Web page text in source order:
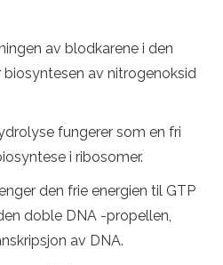
av blodkarene i den
av nitrogenoksid
fungerer som en fri
i ribosomer.
den frie energien til GTP
doble DNA -propellen,
av DNA.